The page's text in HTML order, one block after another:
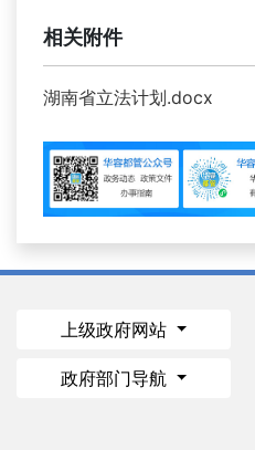
相关附件
湖南省立法计划.docx
上级政府网站
政府部门导航